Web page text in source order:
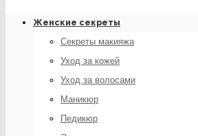
Женские секреты
Секреты макияжа
Уход за кожей
Уход за волосами
Маникюр
Педикюр